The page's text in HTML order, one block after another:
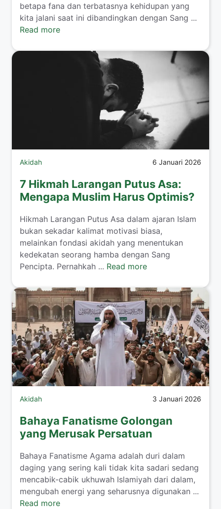
betapa fana dan terbatasnya kehidupan yang
kita jalani saat ini dibandingkan dengan Sang ...
Read more
Akidah 6 Januari 2026
7 Hikmah Larangan Putus Asa:
Mengapa Muslim Harus Optimis?
Hikmah Larangan Putus Asa dalam ajaran Islam
bukan sekadar kalimat motivasi biasa,
melainkan fondasi akidah yang menentukan
kedekatan seorang hamba dengan Sang
Pencipta. Pernahkah ... Read more
Akidah 3 Januari 2026
Bahaya Fanatisme Golongan
yang Merusak Persatuan
Bahaya Fanatisme Agama adalah duri dalam
daging yang sering kali tidak kita sadari sedang
mencabik-cabik ukhuwah Islamiyah dari dalam,
mengubah energi yang seharusnya digunakan ...
Read more